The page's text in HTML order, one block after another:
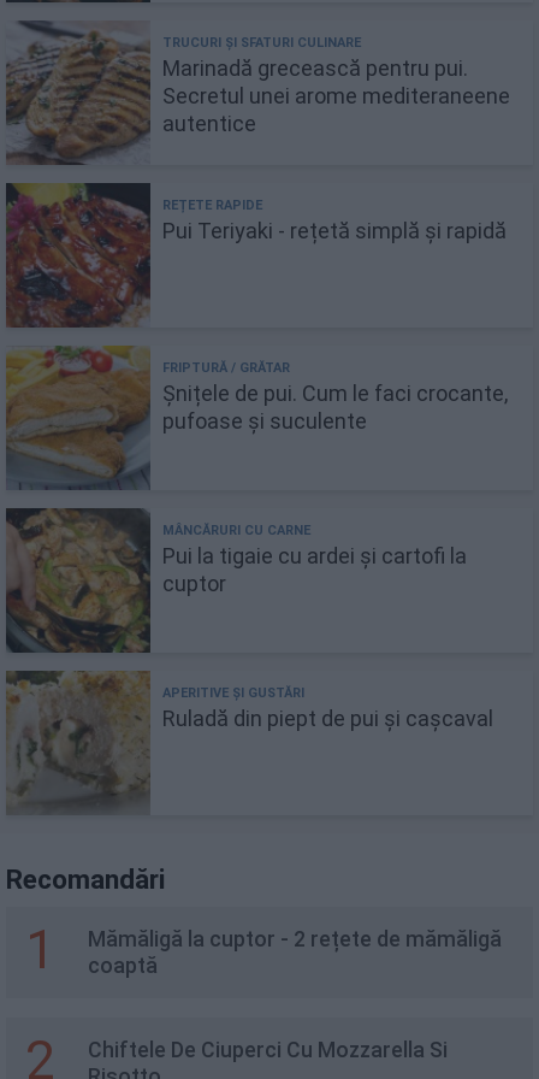
Marinadă grecească pentru pui.
Secretul unei arome mediteraneene
autentice
Pui Teriyaki - rețetă simplă și rapidă
Șnițele de pui. Cum le faci crocante,
pufoase și suculente
Pui la tigaie cu ardei și cartofi la
cuptor
Ruladă din piept de pui și cașcaval
Recomandări
1
Mămăligă la cuptor - 2 rețete de mămăligă
coaptă
2
Chiftele De Ciuperci Cu Mozzarella Si